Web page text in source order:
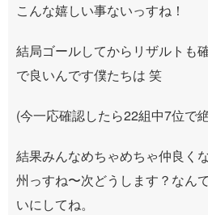
こんな嬉しい事ないっすね！
結局ゴールしてからリザルトも
で良いんです僕たちは 笑
(今一応確認したら22組中7位で
結果みんなめちゃめちゃ仲良く
州っすね〜次どうします？なん
いにしてね。